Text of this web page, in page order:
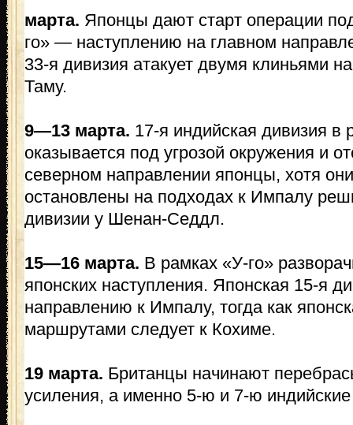
марта. Японцы дают старт операции
го» — наступлению на главном
33-я дивизия атакует двумя клиньями
Таму.
9—13 марта. 17-я индийская дивизия в
оказывается под угрозой окружения и
северном направлении японцы, хотя
остановлены на подходах к Импалу
дивизии у Шенан-Седдл.
15—16 марта. В рамках «У-го»
японских наступления. Японская 15-я
направлению к Импалу, тогда как
маршрутами следует к Кохиме.
19 марта. Британцы начинают
усиления, а именно 5-ю и 7-ю